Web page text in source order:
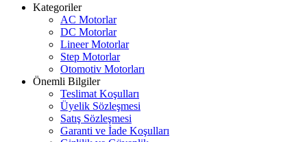
Kategoriler
AC Motorlar
DC Motorlar
Lineer Motorlar
Step Motorlar
Otomotiv Motorları
Önemli Bilgiler
Teslimat Koşulları
Üyelik Sözleşmesi
Satış Sözleşmesi
Garanti ve İade Koşulları